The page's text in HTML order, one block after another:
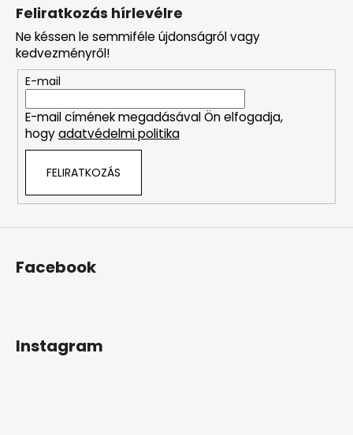
Feliratkozás hírlevélre
Ne késsen le semmiféle újdonságról vagy
kedvezményről!
E-mail
E-mail címének megadásával Ön elfogadja,
hogyadatvédelmi politika
FELIRATKOZÁS
Facebook
Instagram